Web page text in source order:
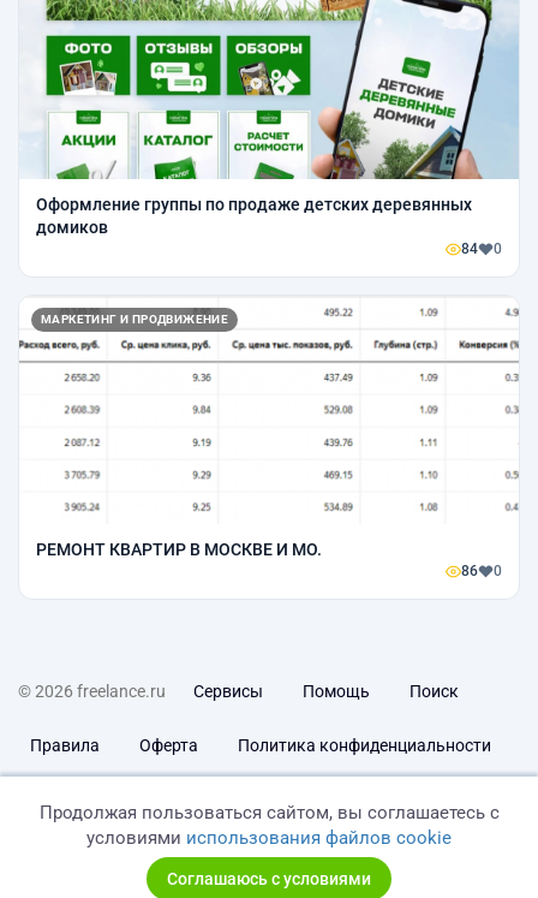
Оформление группы по продаже детских деревянных
домиков
84 0
МАРКЕТИНГ И ПРОДВИЖЕНИЕ
РЕМОНТ КВАРТИР В МОСКВЕ И МО.
86 0
© 2026 freelance.ru Сервисы Помощь Поиск
Правила Оферта Политика конфиденциальности
Продолжая пользоваться сайтом, вы соглашаетесь с
условиями использования файлов cookie
Соглашаюсь с условиями